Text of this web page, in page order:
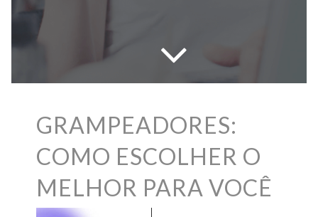
GRAMPEADORES:
COMO ESCOLHER O
MELHOR PARA VOCÊ